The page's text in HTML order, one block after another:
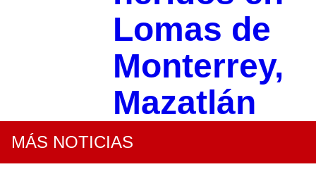
Lomas de
Monterrey,
Mazatlán
MÁS NOTICIAS